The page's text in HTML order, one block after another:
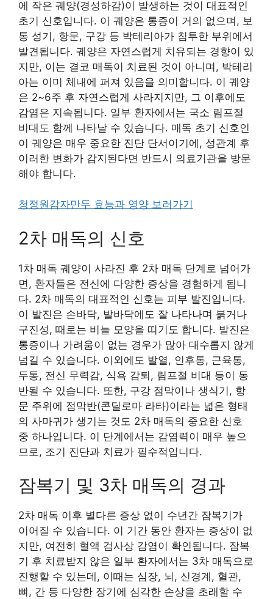
에 작은 궤양(경성하감)이 발생하는 것이 대표적인
초기 신호입니다. 이 궤양은 통증이 거의 없으며, 보
통 성기, 항문, 구강 등 박테리아가 침투한 부위에서
발견됩니다. 궤양은 자연스럽게 치유되는 경향이 있
지만, 이는 결코 매독이 치료된 것이 아니며, 박테리
아는 이미 체내에 퍼져 있음을 의미합니다. 이 궤양
은 2~6주 후 자연스럽게 사라지지만, 그 이후에도
감염은 지속됩니다. 일부 환자에서는 국소 림프절
비대도 함께 나타날 수 있습니다. 매독 초기 신호인
이 궤양은 매우 중요한 진단 단서이기에, 성관계 후
이러한 변화가 감지된다면 반드시 의료기관을 방문
해야 합니다.
청정원감자만두 효능과 영양 보러가기
2차 매독의 신호
1차 매독 궤양이 사라진 후 2차 매독 단계로 넘어가
면, 환자들은 전신에 다양한 증상을 경험하게 됩니
다. 2차 매독의 대표적인 신호는 피부 발진입니다.
이 발진은 손바닥, 발바닥에도 잘 나타나며 붉거나
구진성, 때로는 비늘 모양을 띠기도 합니다. 발진은
통증이나 가려움이 없는 경우가 많아 대수롭지 않게
넘길 수 있습니다. 이외에도 발열, 인후통, 근육통,
두통, 전신 무력감, 식욕 감퇴, 림프절 비대 등이 동
반될 수 있습니다. 또한, 구강 점막이나 생식기, 항
문 주위에 점막반(콘딜로마 라타)이라는 넓은 형태
의 사마귀가 생기는 것도 2차 매독의 중요한 신호
중 하나입니다. 이 단계에서는 감염력이 매우 높으
므로, 조기 진단과 치료가 필수적입니다.
잠복기 및 3차 매독의 경과
2차 매독 이후 별다른 증상 없이 수년간 잠복기가
이어질 수 있습니다. 이 기간 동안 환자는 증상이 없
지만, 여전히 혈액 검사상 감염이 확인됩니다. 잠복
기 후 치료받지 않은 일부 환자에서는 3차 매독으로
진행할 수 있는데, 이때는 심장, 뇌, 신경계, 혈관,
뼈, 간 등 다양한 장기에 심각한 손상을 초래할 수